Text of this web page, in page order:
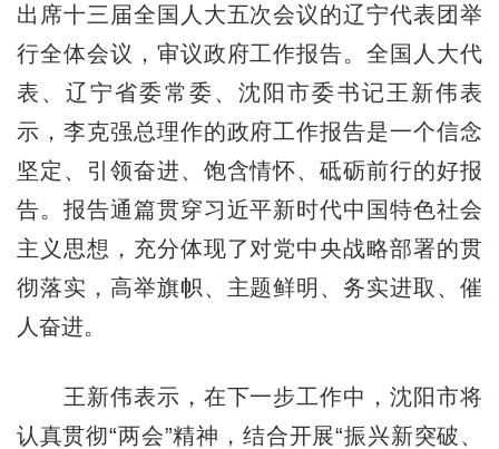
出席十三届全国人大五次会议的辽宁代表团举
行全体会议，审议政府工作报告。全国人大代
表、辽宁省委常委、沈阳市委书记王新伟表
示，李克强总理作的政府工作报告是一个信念
坚定、引领奋进、饱含情怀、砥砺前行的好报
告。报告通篇贯穿习近平新时代中国特色社会
主义思想，充分体现了对党中央战略部署的贯
彻落实，高举旗帜、主题鲜明、务实进取、催
人奋进。
王新伟表示，在下一步工作中，沈阳市将
认真贯彻“两会”精神，结合开展“振兴新突破、